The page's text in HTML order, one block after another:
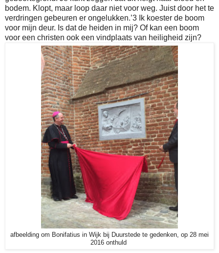
bodem. Klopt, maar loop daar niet voor weg. Juist door het te
verdringen gebeuren er ongelukken.’3 Ik koester de boom
voor mijn deur. Is dat de heiden in mij? Of kan een boom
voor een christen ook een vindplaats van heiligheid zijn?
afbeelding om Bonifatius in Wijk bij Duurstede te gedenken, op 28 mei
2016 onthuld